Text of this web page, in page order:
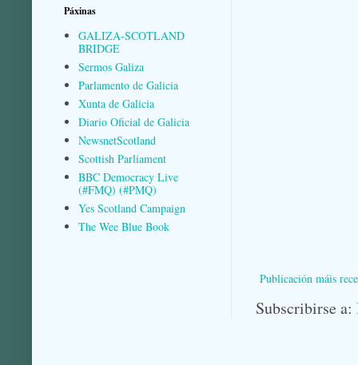
Publicación máis
Subscribirse a:
Páxinas
GALIZA-SCOTLAND
BRIDGE
Sermos Galiza
Parlamento de Galicia
Xunta de Galicia
Diario Oficial de Galicia
NewsnetScotland
Scottish Parliament
BBC Democracy Live
(#FMQ) (#PMQ)
Yes Scotland Campaign
The Wee Blue Book